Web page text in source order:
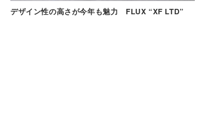
デザイン性の高さが今年も魅力 FLUX “XF LTD”